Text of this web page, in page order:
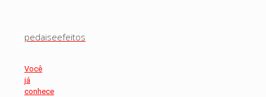
pedaiseefeitos
Você
já
conhece